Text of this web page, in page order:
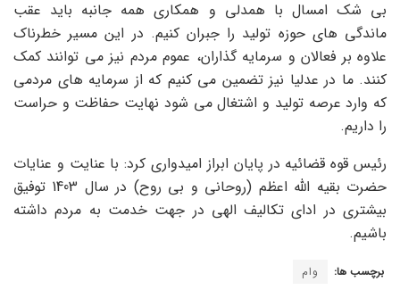
بی شک امسال با همدلی و همکاری همه جانبه باید عقب
ماندگی های حوزه تولید را جبران کنیم. در این مسیر خطرناک
علاوه بر فعالان و سرمایه گذاران، عموم مردم نیز می توانند کمک
کنند. ما در عدلیا نیز تضمین می کنیم که از سرمایه های مردمی
که وارد عرصه تولید و اشتغال می شود نهایت حفاظت و حراست
را داریم.
رئیس قوه قضائیه در پایان ابراز امیدواری کرد: با عنایت و عنایات
حضرت بقیه الله اعظم (روحانی و بی روح) در سال 1403 توفیق
بیشتری در ادای تکالیف الهی در جهت خدمت به مردم داشته
باشیم.
برچسب ها: وام